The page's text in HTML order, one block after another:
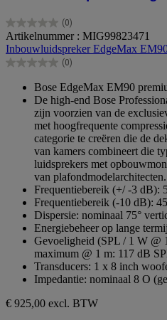
(0)
0.0
van
de
5
Artikelnummer : MIG99823471
Inbouwluidspreker EdgeMax
(0)
0.0
sterren.
Bose EdgeMax EM90
De high-end Bose
zijn voorzien van de
met hoogfrequente
categorie te creëren die de
van kamers combineert die
luidsprekers met
van plafondmodelarchitecten.
Frequentiebereik (+/ -3 dB):
Frequentiebereik (-10 dB):
Dispersie: nominaal 75°
Energiebeheer op lange
Gevoeligheid (SPL / 1 W @
maximum @ 1 m: 117 dB
Transducers: 1 x 8 inch
Impedantie: nominaal 8 O
€ 925,00 excl. BTW